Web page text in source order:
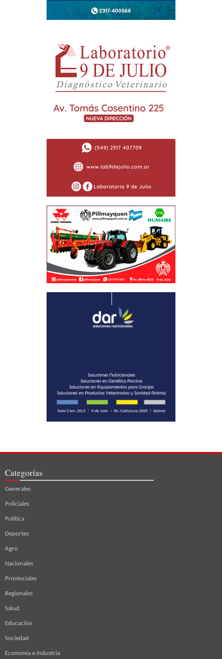
Categorías
Generales
Policiales
Política
Deportes
Agro
Nacionales
Provinciales
Regionales
Salud
Educación
Sociedad
Economía e Industria